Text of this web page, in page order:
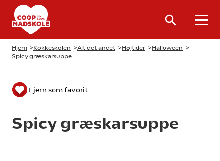
Hjem >Kokkeskolen >Alt det andet >Højtider >Halloween >
Spicy græskarsuppe
Fjern som favorit
Spicy græskarsuppe